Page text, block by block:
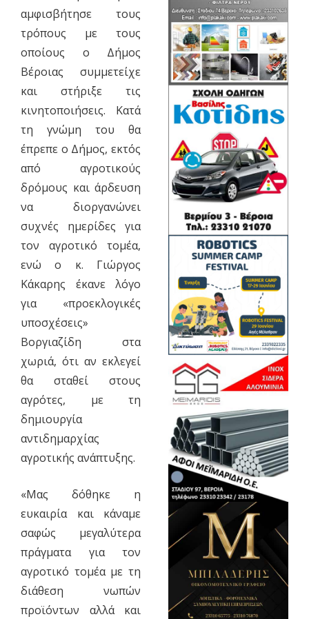
αμφισβήτησε τους
τρόπους με τους
οποίους ο Δήμος
Βέροιας συμμετείχε
και στήριξε τις
κινητοποιήσεις. Κατά
τη γνώμη του θα
έπρεπε ο Δήμος, εκτός
από αγροτικούς
δρόμους και άρδευση
να διοργανώνει
συχνές ημερίδες για
τον αγροτικό τομέα,
ενώ ο κ. Γιώργος
Κάκαρης έκανε λόγο
για «προεκλογικές
υποσχέσεις»
Βοργιαζίδη στα
χωριά, ότι αν εκλεγεί
θα σταθεί στους
αγρότες, με τη
δημιουργία
αντιδημαρχίας
αγροτικής ανάπτυξης.
«Μας δόθηκε η
ευκαιρία και κάναμε
σαφώς μεγαλύτερα
πράγματα για τον
αγροτικό τομέα με τη
διάθεση νωπών
προϊόντων αλλά και